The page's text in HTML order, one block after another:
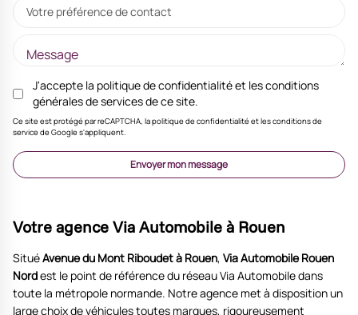
Votre préférence de contact
J'accepte la politique de confidentialitéet lesconditions
générales de servicesde ce site.
Ce site est protégé par reCAPTCHA, la politique de confidentialité et les conditions de
service de Google s'appliquent.
Envoyer mon message
Votre agence Via Automobile à Rouen
SituéAvenue du Mont Riboudet à Rouen, Via Automobile Rouen
Nordest le point de référence du réseau Via Automobile dans
toute la métropole normande. Notre agence met à disposition un
large choix de véhicules toutes marques, rigoureusement